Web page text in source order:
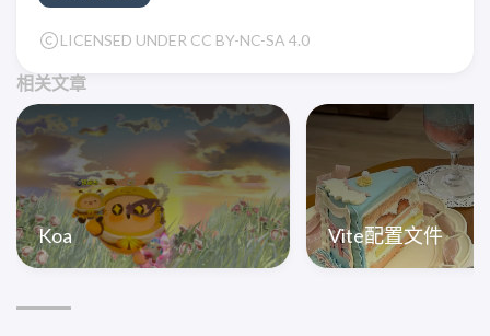
LICENSED UNDER CC BY-NC-SA 4.0
相关文章
Koa Vite配置文件